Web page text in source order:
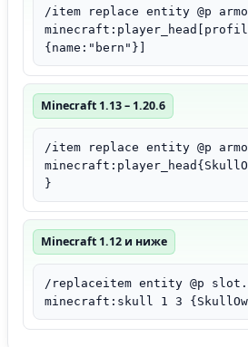
/item replace entity @p
{name:"bern"}]
Minecraft 1.13 – 1.20.6
/item replace entity @p
}
Minecraft 1.12 и ниже
/replaceitem entity @p
minecraft:skull 1 3